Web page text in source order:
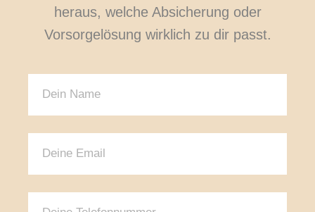
heraus, welche Absicherung oder
Vorsorgelösung wirklich zu dir passt.